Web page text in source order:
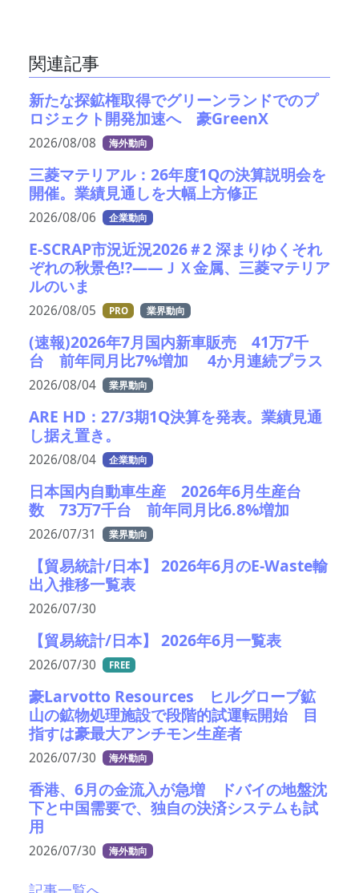
関連記事
新たな探鉱権取得でグリーンランドでのプ
ロジェクト開発加速へ 豪GreenX
2026/08/08 海外動向
三菱マテリアル：26年度1Qの決算説明会を
開催。業績見通しを大幅上方修正
2026/08/06 企業動向
E-SCRAP市況近況2026＃2 深まりゆくそれ
ぞれの秋景色!?――ＪＸ金属、三菱マテリア
ルのいま
2026/08/05 PRO 業界動向
(速報)2026年7月国内新車販売 41万7千
台 前年同月比7%増加 4か月連続プラス
2026/08/04 業界動向
ARE HD：27/3期1Q決算を発表。業績見通
し据え置き。
2026/08/04 企業動向
日本国内自動車生産 2026年6月生産台
数 73万7千台 前年同月比6.8%増加
2026/07/31 業界動向
【貿易統計/日本】 2026年6月のE-Waste輸
出入推移一覧表
2026/07/30
【貿易統計/日本】 2026年6月一覧表
2026/07/30 FREE
豪Larvotto Resources ヒルグローブ鉱
山の鉱物処理施設で段階的試運転開始 目
指すは豪最大アンチモン生産者
2026/07/30 海外動向
香港、6月の金流入が急増 ドバイの地盤沈
下と中国需要で、独自の決済システムも試
用
2026/07/30 海外動向